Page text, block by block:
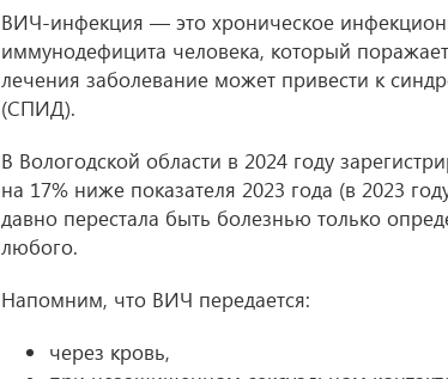
ВИЧ-инфекция — это хроническое
иммунодефицита человека, который
лечения заболевание может привести к
(СПИД).
В Вологодской области в 2024 году
на 17% ниже показателя 2023 года (в 2023
давно перестала быть болезнью только
любого.
Напомним, что ВИЧ передается:
через кровь,